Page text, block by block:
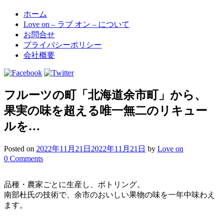
Skip
content
ホーム
Love on – ラブ オン – について
お問合せ
プライバシーポリシー
会社概要
フルーツの町「北海道余市町」から、
果実の味を超える唯一無二のリキュー
ルを…
Posted on 2022年11月21日 2022年11月21日 by Love on
0 Comments
品種・農家ごとに生産し、ボトリング。
南部杜氏の技術で、余市のおいしい果物の味を一年中味わえ
ます。